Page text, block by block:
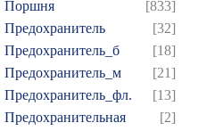
Поршня
[833]
Предохранитель
[32]
Предохранитель_б
[18]
Предохранитель_м
[21]
Предохранитель_фл.
[13]
Предохранительная
[2]